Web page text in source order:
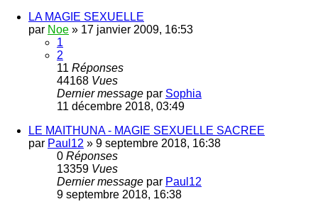
LA MAGIE SEXUELLE
par Noe » 17 janvier 2009, 16:53
1
2
11 Réponses
44168 Vues
Dernier message par Sophia
11 décembre 2018, 03:49
LE MAITHUNA - MAGIE SEXUELLE SACREE
par Paul12 » 9 septembre 2018, 16:38
0 Réponses
13359 Vues
Dernier message par Paul12
9 septembre 2018, 16:38